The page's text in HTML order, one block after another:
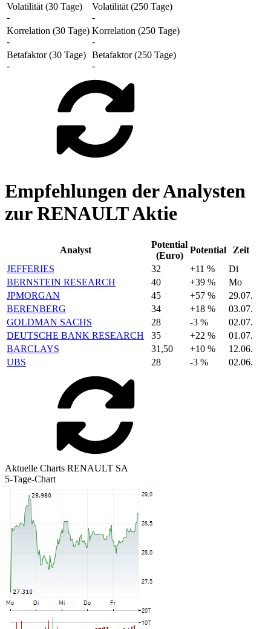
Volatilität (30 Tage)
-
Volatilität (250 Tage)
-
Korrelation (30 Tage)
-
Korrelation (250 Tage)
-
Betafaktor (30 Tage)
-
Betafaktor (250 Tage)
-
Empfehlungen der Analysten
zur RENAULT Aktie
Analyst
Potential
(Euro)
Potential
Zeit
JEFFERIES
32 +11 %
Di
BERNSTEIN RESEARCH
40 +39 %
Mo
JPMORGAN
45 +57 %
29.07.
BERENBERG
34 +18 %
03.07.
GOLDMAN SACHS
28 -3 %
02.07.
DEUTSCHE BANK RESEARCH
35 +22 %
01.07.
BARCLAYS
31,50 +10 %
12.06.
UBS
28 -3 % 02.06.
Aktuelle Charts RENAULT SA
5-Tage-Chart